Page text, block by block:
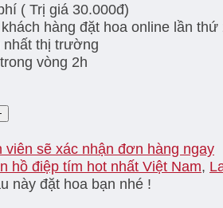
( Trị giá 30.000đ)
hàng đặt hoa online lần thứ
nhất thị trường
vòng 2h
viên sẽ xác nhận đơn hàng ngay
hồ điệp tím hot nhất Việt Nam,
này đặt hoa bạn nhé !